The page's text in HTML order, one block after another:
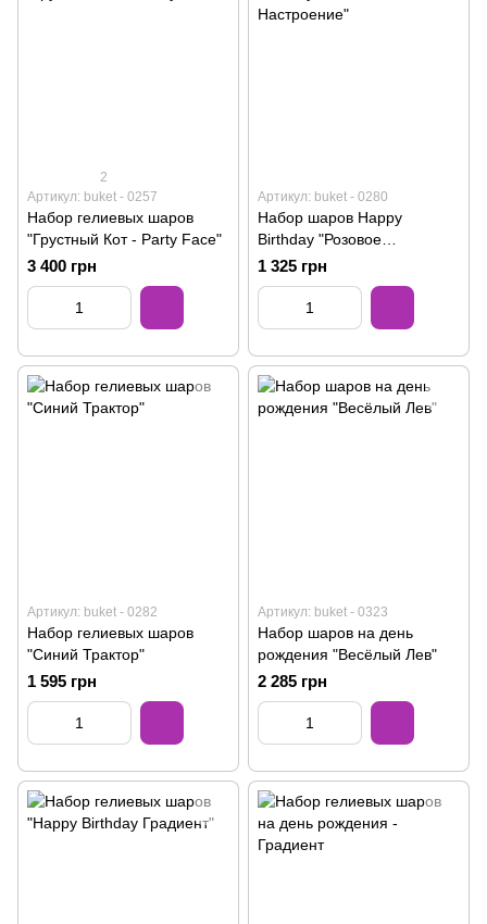
2
Артикул: buket - 0257
Набор гелиевых шаров
"Грустный Кот - Party Face"
3 400 грн
Артикул: buket - 0280
Набор шаров Happy
Birthday "Розовое
Настроение"
1 325 грн
Артикул: buket - 0282
Набор гелиевых шаров
"Синий Трактор"
1 595 грн
Артикул: buket - 0323
Набор шаров на день
рождения "Весёлый Лев"
2 285 грн